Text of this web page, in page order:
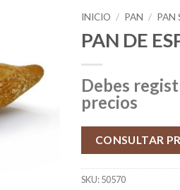
INICIO / PAN / PAN
PAN DE
Debes
precios
CONSULTAR
SKU:50570